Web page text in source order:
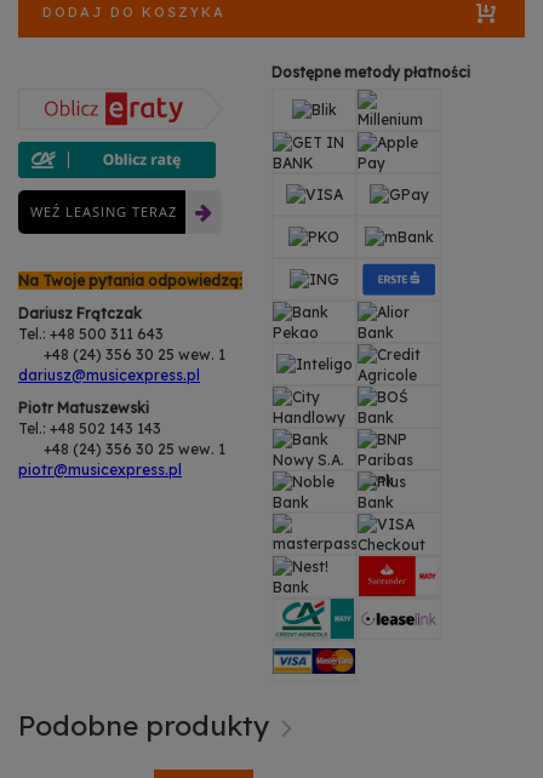
DODAJ DO KOSZYKA
WEŹ LEASING TERAZ
Na Twoje pytania odpowiedzą:
Dariusz Frątczak
Tel.: +48 500 311 643
+48 (24) 356 30 25 wew. 1
dariusz@musicexpress.pl
Piotr Matuszewski
Tel.: +48 502 143 143
+48 (24) 356 30 25 wew. 1
piotr@musicexpress.pl
Dostępne metody płatności
Podobne produkty